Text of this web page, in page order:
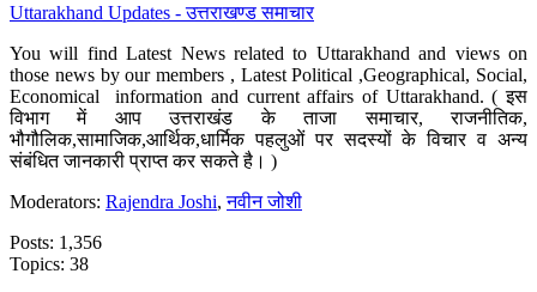
Uttarakhand Updates - उत्तराखण्ड समाचार
You will find Latest News related to Uttarakhand and views on
those news by our members , Latest Political ,Geographical, Social,
Economical information and current affairs of Uttarakhand. ( इस
विभाग में आप उत्तराखंड के ताजा समाचार, राजनीतिक,
भौगौलिक,सामाजिक,आर्थिक,धार्मिक पहलुओं पर सदस्यों के विचार व अन्य
संबंधित जानकारी प्राप्त कर सकते है। )
Moderators: Rajendra Joshi,नवीन जोशी
Posts: 1,356
Topics: 38